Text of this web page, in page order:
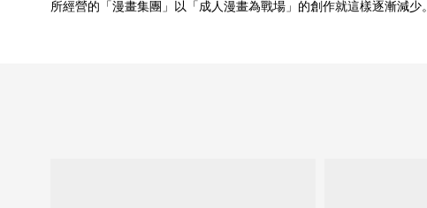
所經營的「漫畫集團」以「成人漫畫為戰場」的創作就這樣逐漸減少。